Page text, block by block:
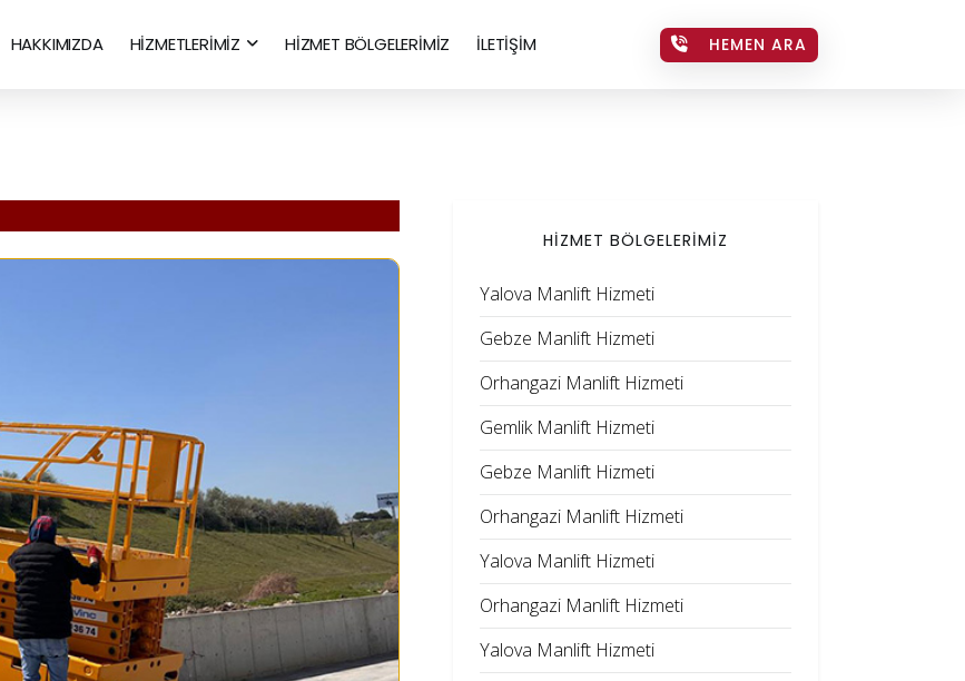
HAKKIMIZDA HİZMETLERİMİZ HİZMET BÖLGELERİMİZ İLETİŞİM HEMEN ARA
HİZMET BÖLGELERİMİZ
Yalova Manlift Hizmeti
Gebze Manlift Hizmeti
Orhangazi Manlift Hizmeti
Gemlik Manlift Hizmeti
Gebze Manlift Hizmeti
Orhangazi Manlift Hizmeti
Yalova Manlift Hizmeti
Orhangazi Manlift Hizmeti
Yalova Manlift Hizmeti